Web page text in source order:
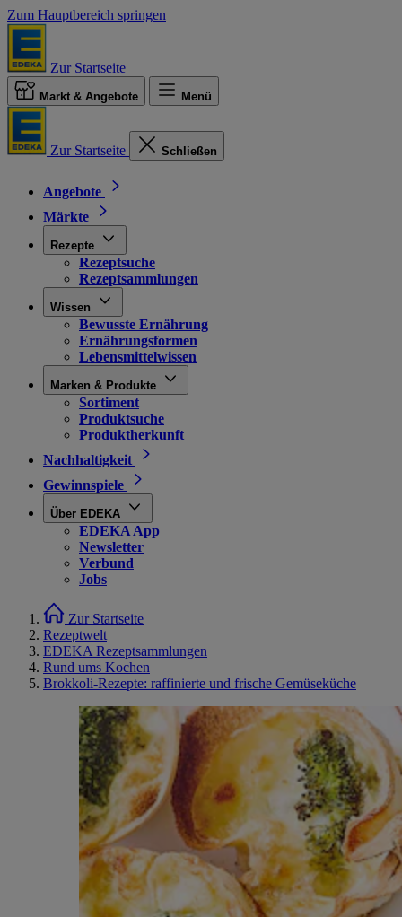
Zum Hauptbereich springen
Zur Startseite
Markt & Angebote Menü
Zur Startseite Schließen
Angebote
Märkte
Rezepte
Rezeptsuche
Rezeptsammlungen
Wissen
Bewusste Ernährung
Ernährungsformen
Lebensmittelwissen
Marken & Produkte
Sortiment
Produktsuche
Produktherkunft
Nachhaltigkeit
Gewinnspiele
Über EDEKA
EDEKA App
Newsletter
Verbund
Jobs
Zur Startseite
Rezeptwelt
EDEKA Rezeptsammlungen
Rund ums Kochen
Brokkoli-Rezepte: raffinierte und frische Gemüseküche